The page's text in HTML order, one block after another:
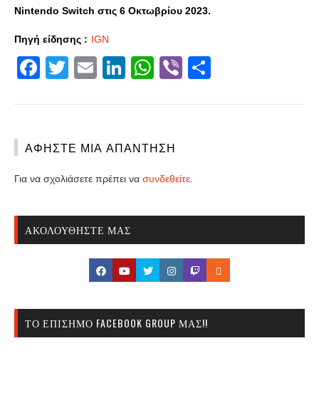
Nintendo Switch στις 6 Οκτωβρίου 2023.
Πηγή είδησης : IGN
Facebook
Twitter
EmailLinkedIn
WhatsApp
Viber
ΑΦΉΣΤΕ ΜΙΑ ΑΠΆΝΤΗΣΗ
Για να σχολιάσετε πρέπει να συνδεθείτε
ΑΚΟΛΟΥΘΉΣΤΕ ΜΑΣ
ΤΟ ΕΠΊΣΗΜΟ FACEBOOK GROUP ΜΑΣ!!